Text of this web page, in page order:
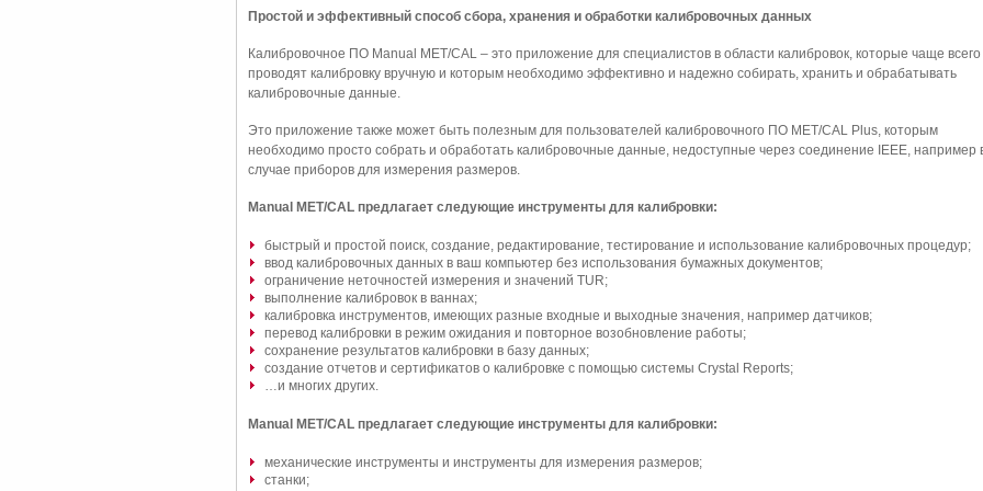
Простой и эффективный способ сбора, хранения и обработки калибровочных данных
Калибровочное ПО Manual MET/CAL – это приложение для специалистов в области калибровок, которые чаще всего
проводят калибровку вручную и которым необходимо эффективно и надежно собирать, хранить и обрабатывать
калибровочные данные.
Это приложение также может быть полезным для пользователей калибровочного ПО MET/CAL Plus, которым
необходимо просто собрать и обработать калибровочные данные, недоступные через соединение IEEE, например
случае приборов для измерения размеров.
Manual MET/CAL предлагает следующие инструменты для калибровки:
быстрый и простой поиск, создание, редактирование, тестирование и использование калибровочных процедур;
ввод калибровочных данных в ваш компьютер без использования бумажных документов;
ограничение неточностей измерения и значений TUR;
выполнение калибровок в ваннах;
калибровка инструментов, имеющих разные входные и выходные значения, например датчиков;
перевод калибровки в режим ожидания и повторное возобновление работы;
сохранение результатов калибровки в базу данных;
создание отчетов и сертификатов о калибровке с помощью системы Crystal Reports;
…и многих других.
Manual MET/CAL предлагает следующие инструменты для калибровки:
механические инструменты и инструменты для измерения размеров;
станки;